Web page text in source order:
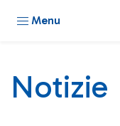
Menu
Notizie